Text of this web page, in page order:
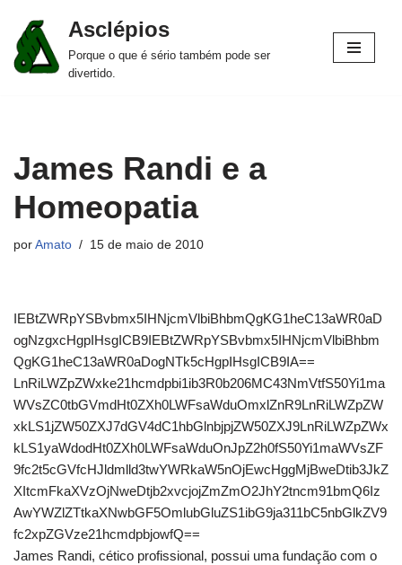
Pular
para
Asclépios
Porque o que é sério também pode ser
divertido.
James Randi e a
Homeopatia
por Amato 15 de maio de 2010
IEBtZWRpYSBvbmx5IHNjcmVlbiBhbmQgKG1heC13aWR0aD
ogNzgxcHgpIHsgICB9IEBtZWRpYSBvbmx5IHNjcmVlbiBhbm
QgKG1heC13aWR0aDogNTk5cHgpIHsgICB9IA==
LnRiLWZpZWxke21hcmdpbi1ib3R0b206MC43NmVtfS50Yi1ma
WVsZC0tbGVmdHt0ZXh0LWFsaWduOmxlZnR9LnRiLWZpZW
xkLS1jZW50ZXJ7dGV4dC1hbGlnbjpjZW50ZXJ9LnRiLWZpZWx
kLS1yaWdodHt0ZXh0LWFsaWduOnJpZ2h0fS50Yi1maWVsZF
9fc2t5cGVfcHJldmlld3twYWRkaW5nOjEwcHggMjBweDtib3JkZ
XItcmFkaXVzOjNweDtjb2xvcjojZmZmO2JhY2tncm91bmQ6Iz
AwYWZlZTtkaXNwbGF5OmlubGluZS1ibG9ja311bC5nbGlkZV9
fc2xpZGVze21hcmdpbjowfQ==
James Randi, cético profissional, possui uma fundação com o